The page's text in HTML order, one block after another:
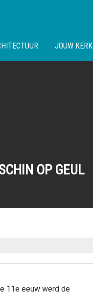
JOUW KERK
OP GEUL
11e eeuw werd de